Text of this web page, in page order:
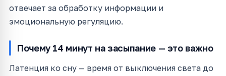
отвечает за обработку информации и
эмоциональную регуляцию.
Почему 14 минут на засыпание — это важно
Латенция ко сну — время от выключения света до